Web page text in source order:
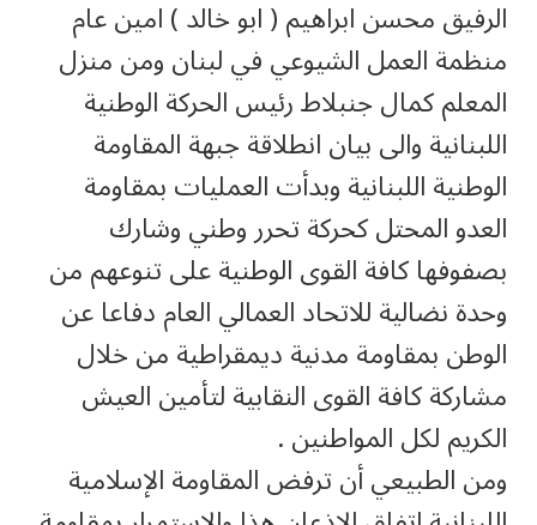
الرفيق محسن ابراهيم ( ابو خالد ) امين عام
منظمة العمل الشيوعي في لبنان ومن منزل
المعلم كمال جنبلاط رئيس الحركة الوطنية
اللبنانية والى بيان انطلاقة جبهة المقاومة
الوطنية اللبنانية وبدأت العمليات بمقاومة
العدو المحتل كحركة تحرر وطني وشارك
بصفوفها كافة القوى الوطنية على تنوعهم من
وحدة نضالية للاتحاد العمالي العام دفاعا عن
الوطن بمقاومة مدنية ديمقراطية من خلال
مشاركة كافة القوى النقابية لتأمين العيش
الكريم لكل المواطنين .
ومن الطبيعي أن ترفض المقاومة الإسلامية